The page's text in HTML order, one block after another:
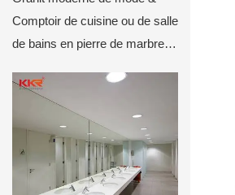
Comptoir de cuisine ou de salle
de bains en pierre de marbre &